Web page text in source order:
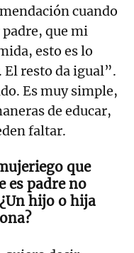
cuando
padre, que mi
esto es lo
El resto da igual”.
Es muy simple,
de educar,
faltar.
que
es padre no
hijo o hija